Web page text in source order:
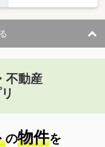
不動産
の物件を